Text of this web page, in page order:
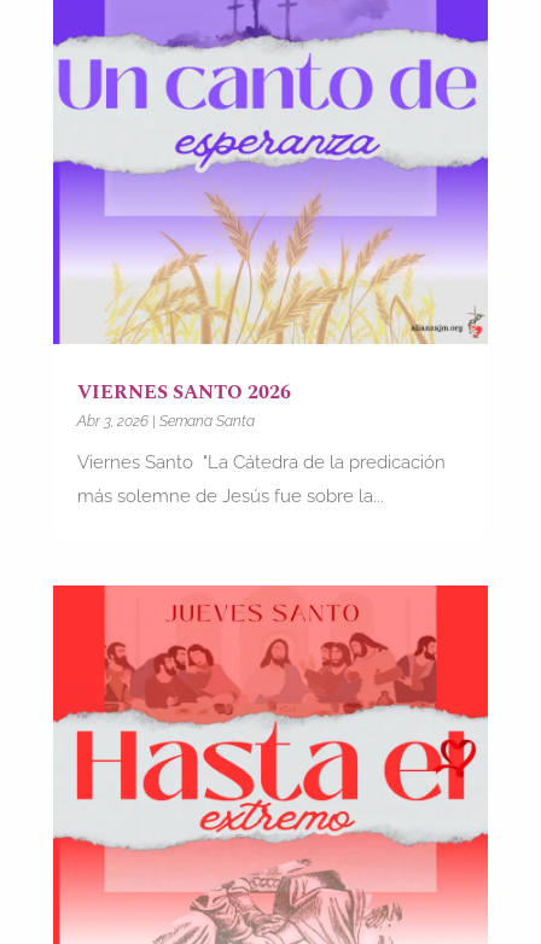
VIERNES SANTO 2026
Abr 3, 2026| Semana Santa
Viernes Santo "La Cátedra de la predicación
más solemne de Jesús fue sobre la...